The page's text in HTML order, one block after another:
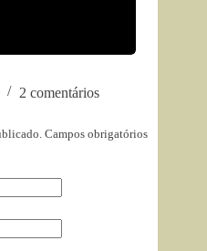
2 comentários
Campos obrigatórios